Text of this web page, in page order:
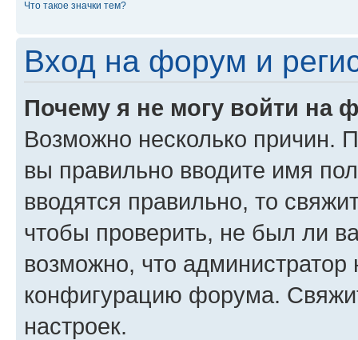
Что такое значки тем?
Вход на форум и
Почему я не могу войти на
Возможно несколько причин.
вы правильно вводите имя
вводятся правильно, то
чтобы проверить, не был ли
возможно, что администратор
конфигурацию форума.
настроек.